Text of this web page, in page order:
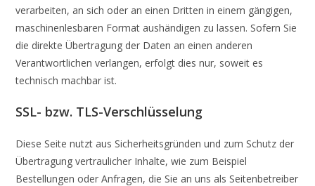
verarbeiten, an sich oder an einen Dritten in einem gängigen,
maschinenlesbaren Format aushändigen zu lassen. Sofern Sie
die direkte Übertragung der Daten an einen anderen
Verantwortlichen verlangen, erfolgt dies nur, soweit es
technisch machbar ist.
SSL- bzw. TLS-Verschlüsselung
Diese Seite nutzt aus Sicherheitsgründen und zum Schutz der
Übertragung vertraulicher Inhalte, wie zum Beispiel
Bestellungen oder Anfragen, die Sie an uns als Seitenbetreiber